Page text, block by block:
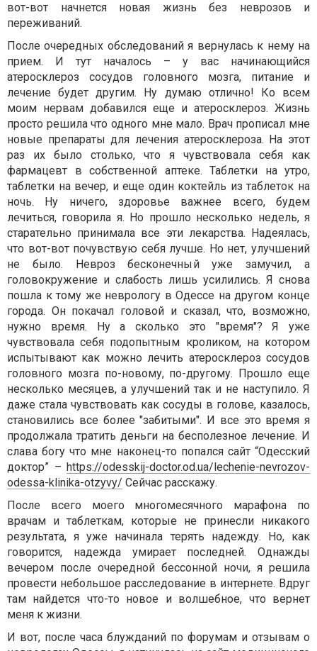
вот-вот начнется новая жизнь без неврозов и
переживаний.
После очередных обследований я вернулась к нему на
прием. И тут началось – у вас начинающийся
атеросклероз сосудов головного мозга, питание и
лечение будет другим. Ну думаю отлично! Ко всем
моим нервам добавился еще и атеросклероз. Жизнь
просто решила что одного мне мало. Врач прописал мне
новые препараты для лечения атеросклероза. На этот
раз их было столько, что я чувствовала себя как
фармацевт в собственной аптеке. Таблетки на утро,
таблетки на вечер, и еще один коктейль из таблеток на
ночь. Ну ничего, здоровье важнее всего, будем
лечиться, говорила я. Но прошло несколько недель, я
старательно принимала все эти лекарства. Надеялась,
что вот-вот почувствую себя лучше. Но нет, улучшений
не было. Невроз бесконечный уже замучил, а
головокружение и слабость лишь усилились. Я снова
пошла к тому же неврологу в Одессе на другом конце
города. Он покачал головой и сказал, что, возможно,
нужно время. Ну а сколько это "время"? Я уже
чувствовала себя подопытным кроликом, на котором
испытывают как можно лечить атеросклероз сосудов
головного мозга по-новому, по-другому. Прошло еще
несколько месяцев, а улучшений так и не наступило. Я
даже стала чувствовать как сосуды в голове, казалось,
становились все более "забитыми". И все это время я
продолжала тратить деньги на бесполезное лечение. И
слава богу что мне наконец-то попался сайт “Одесский
доктор” – https://odesskij-doctor.od.ua/lechenie-nevrozov-
odessa-klinika-otzyvy/ Сейчас расскажу.
После всего моего многомесячного марафона по
врачам и таблеткам, которые не принесли никакого
результата, я уже начинала терять надежду. Но, как
говорится, надежда умирает последней. Однажды
вечером после очередной бессонной ночи, я решила
провести небольшое расследование в интернете. Вдруг
там найдется что-то новое и волшебное, что вернет
меня к жизни.
И вот, после часа блужданий по форумам и отзывам о